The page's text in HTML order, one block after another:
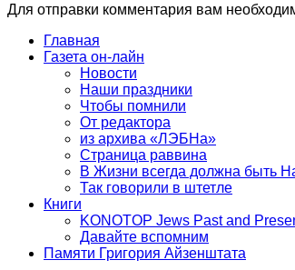
Для отправки комментария вам
Главная
Газета он-лайн
Новости
Наши праздники
Чтобы помнили
От редактора
из архива «ЛЭБНа»
Страница раввина
В Жизни всегда должна быть
Так говорили в штетле
Книги
KONOTOP Jews Past and
Давайте вспомним
Памяти Григория Айзенштата